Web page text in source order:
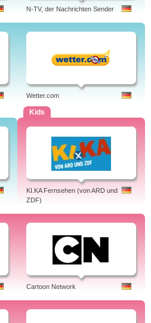
N-TV, der Nachrichten Sender
Wetter.com
Kids
KI.KA Fernsehen (von ARD und
ZDF)
Cartoon Network